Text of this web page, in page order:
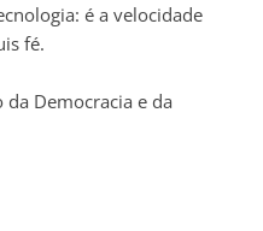
é a velocidade
fé.
Democracia e da